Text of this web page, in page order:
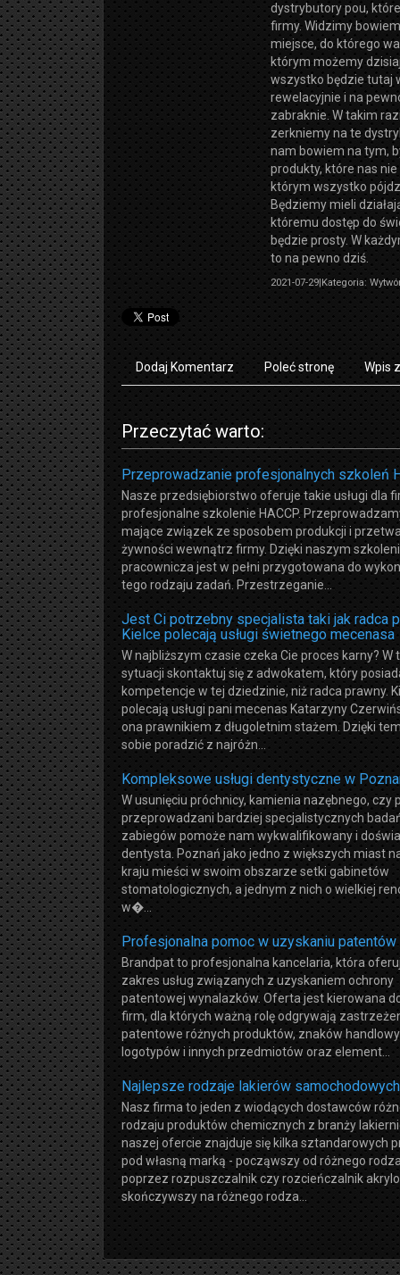
dystrybutory pou,
firmy. Widzimy
miejsce, do którego
którym możemy
wszystko będzie tutaj
rewelacyjnie i na
zabraknie. W takim
zerkniemy na te
nam bowiem na tym,
produkty, które nas
którym wszystko
Będziemy mieli
któremu dostęp do
będzie prosty. W
to na pewno dziś.
2021-07-29 Kategoria:
Dodaj Komentarz Poleć stronę Wpis
Przeczytać warto:
Przeprowadzanie profesjonalnych szkoleń
Nasze przedsiębiorstwo oferuje takie usługi dla
profesjonalne szkolenie HACCP.
mające związek ze sposobem produkcji i
żywności wewnątrz firmy. Dzięki naszym
pracownicza jest w pełni przygotowana do
tego rodzaju zadań. Przestrzeganie...
Jest Ci potrzebny specjalista taki jak radca
Kielce polecają usługi świetnego mecenasa
W najbliższym czasie czeka Cie proces karny? W
sytuacji skontaktuj się z adwokatem, który
kompetencje w tej dziedzinie, niż radca prawny.
polecają usługi pani mecenas Katarzyny
ona prawnikiem z długoletnim stażem. Dzięki
sobie poradzić z najróżn...
Kompleksowe usługi dentystyczne w
W usunięciu próchnicy, kamienia nazębnego, czy
przeprowadzani bardziej specjalistycznych
zabiegów pomoże nam wykwalifikowany i
dentysta. Poznań jako jedno z większych miast
kraju mieści w swoim obszarze setki gabinetów
stomatologicznych, a jednym z nich o wielkiej
w�...
Profesjonalna pomoc w uzyskaniu patentów
Brandpat to profesjonalna kancelaria, która
zakres usług związanych z uzyskaniem ochrony
patentowej wynalazków. Oferta jest kierowana
firm, dla których ważną rolę odgrywają
patentowe różnych produktów, znaków
logotypów i innych przedmiotów oraz element...
Najlepsze rodzaje lakierów samochodowych
Nasz firma to jeden z wiodących dostawców
rodzaju produktów chemicznych z branży
naszej ofercie znajduje się kilka sztandarowych
pod własną marką - począwszy od różnego
poprzez rozpuszczalnik czy rozcieńczalnik
skończywszy na różnego rodza...